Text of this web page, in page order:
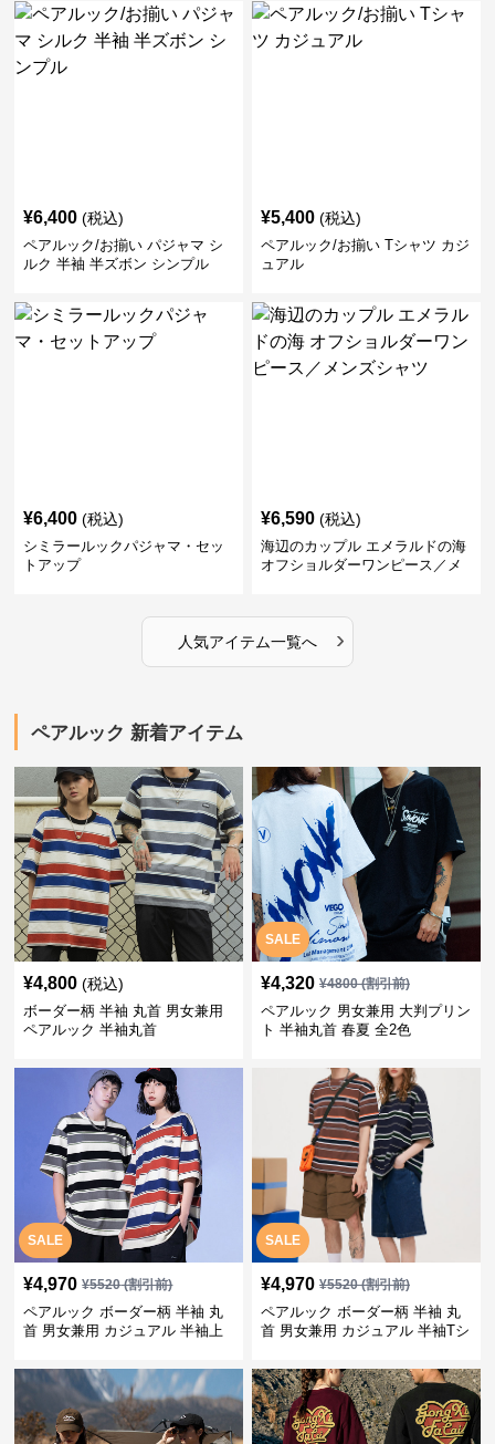
¥6,400 (税込)
ペアルック/お揃い パジャマ シ
ルク 半袖 半ズボン シンプル
¥5,400 (税込)
ペアルック/お揃い Tシャツ カジ
ュアル
¥6,400 (税込)
シミラールックパジャマ・セッ
トアップ
¥6,590 (税込)
海辺のカップル エメラルドの海
オフショルダーワンピース／メ
人気アイテム一覧へ ›
ペアルック 新着アイテム
¥4,800 (税込)
ボーダー柄 半袖 丸首 男女兼用
ペアルック 半袖丸首
SALE
¥4,320 ¥4800(割引前)
ペアルック 男女兼用 大判プリン
ト 半袖丸首 春夏 全2色
SALE
¥4,970 ¥5520(割引前)
ペアルック ボーダー柄 半袖 丸
首 男女兼用 カジュアル 半袖上
SALE
¥4,970 ¥5520(割引前)
ペアルック ボーダー柄 半袖 丸
首 男女兼用 カジュアル 半袖Tシ